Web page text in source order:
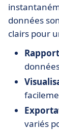
données
clairs pour
variés